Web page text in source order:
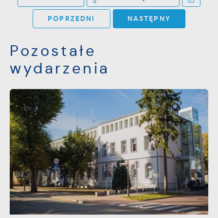
POPRZEDNI NASTĘPNY
Pozostałe
wydarzenia